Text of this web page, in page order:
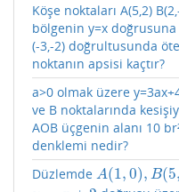
Köşe noktaları A(5,2)
bölgenin y=x doğrusuna
(-3,-2) doğrultusunda
noktanın apsisi kaçtır?
a>0 olmak üzere
ve B noktalarında
AOB üçgenin alanı 10
denklemi nedir?
Düzlemde A(1,0), B(5,
A(1,0) ,B(5 ,2)